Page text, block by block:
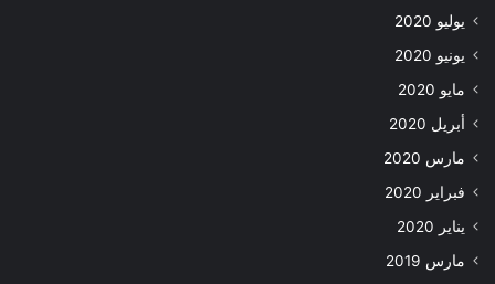
يوليو 2020
يونيو 2020
مايو 2020
أبريل 2020
مارس 2020
فبراير 2020
يناير 2020
مارس 2019